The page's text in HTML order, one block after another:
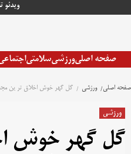
ویدئو
صفحه اصلیورزشیسلامتی
صفحه اصلی ورزشی گل گهر خوش اخلاق تر ین
ورزشی
گل گهر خوش